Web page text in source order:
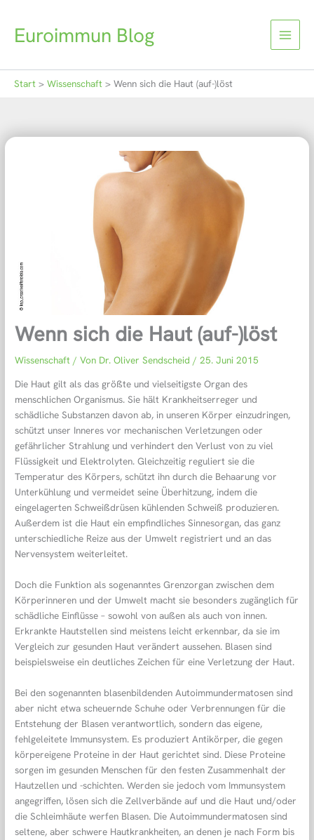
springenEuroimmun Blog
Start Wissenschaft Wenn sich die Haut (auf-)löst
Wenn sich die Haut (auf-)löst
Wissenschaft / Von Dr. Oliver Sendscheid /25. Juni 2015
Die Haut gilt als das größte und vielseitigste Organ des
menschlichen Organismus. Sie hält Krankheitserreger und
schädliche Substanzen davon ab, in unseren Körper einzudringen,
schützt unser Inneres vor mechanischen Verletzungen oder
gefährlicher Strahlung und verhindert den Verlust von zu viel
Flüssigkeit und Elektrolyten. Gleichzeitig reguliert sie die
Temperatur des Körpers, schützt ihn durch die Behaarung vor
Unterkühlung und vermeidet seine Überhitzung, indem die
eingelagerten Schweißdrüsen kühlenden Schweiß produzieren.
Außerdem ist die Haut ein empfindliches Sinnesorgan, das ganz
unterschiedliche Reize aus der Umwelt registriert und an das
Nervensystem weiterleitet.
Doch die Funktion als sogenanntes Grenzorgan zwischen dem
Körperinneren und der Umwelt macht sie besonders zugänglich für
schädliche Einflüsse – sowohl von außen als auch von innen.
Erkrankte Hautstellen sind meistens leicht erkennbar, da sie im
Vergleich zur gesunden Haut verändert aussehen. Blasen sind
beispielsweise ein deutliches Zeichen für eine Verletzung der Haut.
Bei den sogenannten blasenbildenden Autoimmundermatosen sind
aber nicht etwa scheuernde Schuhe oder Verbrennungen für die
Entstehung der Blasen verantwortlich, sondern das eigene,
fehlgeleitete Immunsystem. Es produziert Antikörper, die gegen
körpereigene Proteine in der Haut gerichtet sind. Diese Proteine
sorgen im gesunden Menschen für den festen Zusammenhalt der
Hautzellen und -schichten. Werden sie jedoch vom Immunsystem
angegriffen, lösen sich die Zellverbände auf und die Haut und/oder
die Schleimhäute werfen Blasen. Die Autoimmundermatosen sind
seltene, aber schwere Hautkrankheiten, an denen je nach Form bis